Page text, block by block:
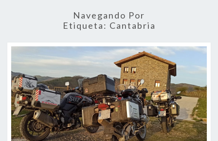
Navegando Por
Etiqueta: Cantabria